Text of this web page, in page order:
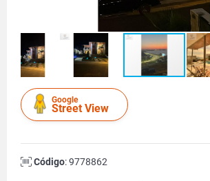
Google
Street View
Código: 9778862